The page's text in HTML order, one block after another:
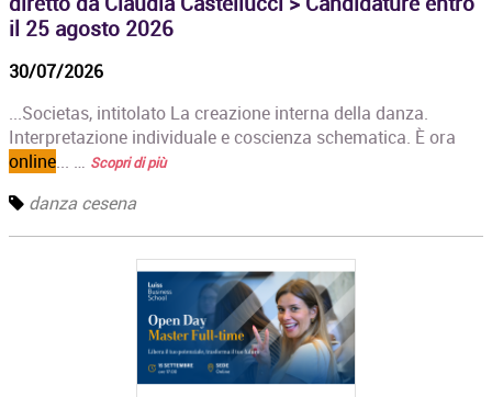
il 25 agosto 2026
30/07/2026
...Societas, intitolato La creazione interna della danza.
Interpretazione individuale e coscienza schematica. È ora
online... … Scopri di più
danza cesena